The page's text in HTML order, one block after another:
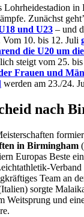
Lohrheidestadion in
Zunächst
und U23 – und
10. bis 12. Juli
die U20 um
steigt vom 25.
Frauen und
werden am 23./24.
nach
in Birmingham
Europas Beste
Team an
sorgte
und